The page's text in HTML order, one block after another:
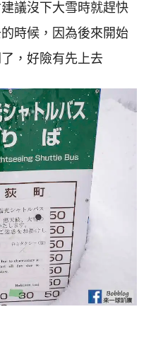
議沒下大雪時就趕快
時候，因為後來開始
，好險有先上去